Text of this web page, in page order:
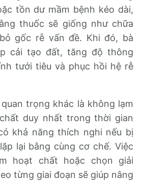
tồn dư mầm bệnh kéo dài,
thuốc sẽ giống như chữa
gốc rễ vấn đề. Khi đó, bà
cải tạo đất, tăng độ thông
tưới tiêu và phục hồi hệ rễ
trọng khác là không lạm
duy nhất trong thời gian
khả năng thích nghi nếu bị
lại bằng cùng cơ chế. Việc
hoạt chất hoặc chọn giải
từng giai đoạn sẽ giúp nâng